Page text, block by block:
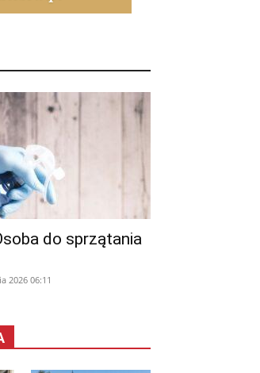
do sprzątania
2026 06:11